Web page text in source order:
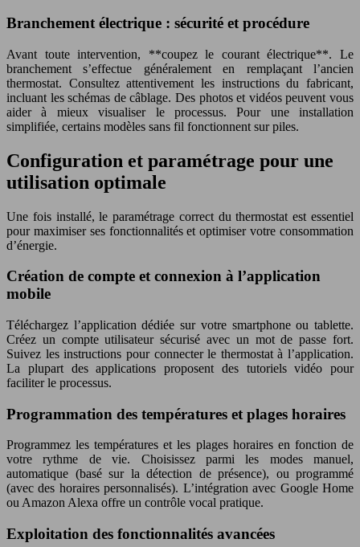
Branchement électrique : sécurité et procédure
Avant toute intervention, **coupez le courant électrique**. Le
branchement s’effectue généralement en remplaçant l’ancien
thermostat. Consultez attentivement les instructions du fabricant,
incluant les schémas de câblage. Des photos et vidéos peuvent vous
aider à mieux visualiser le processus. Pour une installation
simplifiée, certains modèles sans fil fonctionnent sur piles.
Configuration et paramétrage pour une
utilisation optimale
Une fois installé, le paramétrage correct du thermostat est essentiel
pour maximiser ses fonctionnalités et optimiser votre consommation
d’énergie.
Création de compte et connexion à l’application
mobile
Téléchargez l’application dédiée sur votre smartphone ou tablette.
Créez un compte utilisateur sécurisé avec un mot de passe fort.
Suivez les instructions pour connecter le thermostat à l’application.
La plupart des applications proposent des tutoriels vidéo pour
faciliter le processus.
Programmation des températures et plages horaires
Programmez les températures et les plages horaires en fonction de
votre rythme de vie. Choisissez parmi les modes manuel,
automatique (basé sur la détection de présence), ou programmé
(avec des horaires personnalisés). L’intégration avec Google Home
ou Amazon Alexa offre un contrôle vocal pratique.
Exploitation des fonctionnalités avancées